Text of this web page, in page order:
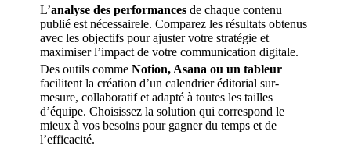
L’analyse des performances de chaque contenu
publié est nécessairele. Comparez les résultats obtenus
avec les objectifs pour ajuster votre stratégie et
maximiser l’impact de votre communication digitale.
Des outils comme Notion, Asana ou un tableur
facilitent la création d’un calendrier éditorial sur-
mesure, collaboratif et adapté à toutes les tailles
d’équipe. Choisissez la solution qui correspond le
mieux à vos besoins pour gagner du temps et de
l’efficacité.